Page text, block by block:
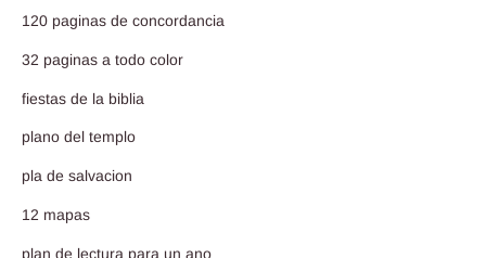
120 paginas de concordancia
32 paginas a todo color
fiestas de la biblia
plano del templo
pla de salvacion
12 mapas
plan de lectura para un ano